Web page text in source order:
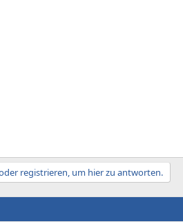
registrieren, um hier zu antworten.